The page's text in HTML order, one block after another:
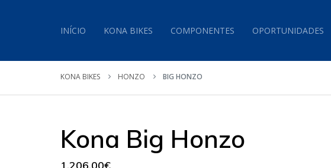
INÍCIO KONA BIKES COMPONENTES OPORTUNIDADES
KONA BIKES HONZO BIG HONZO
Kona Big Honzo